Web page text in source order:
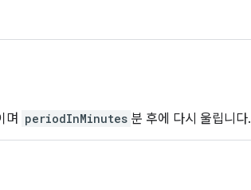
며 periodInMinutes 분 후에 다시 울립니다.